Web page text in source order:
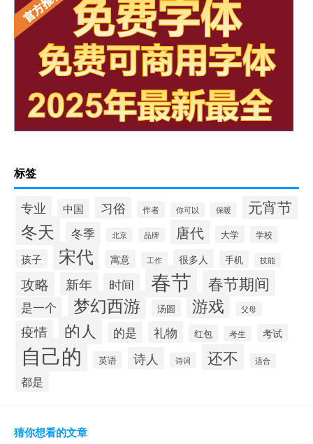
标签
专业 中国 习俗 作者 你可以 保暖 元宵节
冬天 冬季 北京 品牌 唐代 大学 学校
孩子 宋代 寓意 工作 很多人 手机 技能
攻略 新年 时间 春节 春节期间
是一个 梦幻西游 汤圆 游戏 父母
疫情 的人 的是 礼物 红包 考生 考试
自己的 英语 诗人 诗词 还不 适合
都是
猜你想看的文章